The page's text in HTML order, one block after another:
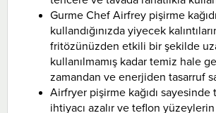
Gurme Chef Airfrey pişirme kağıdı
kullandığınızda yiyecek
fritözünüzden etkili bir şekilde
kullanılmamış kadar temiz hale
zamandan ve enerjiden tasarruf
Airfryer pişirme kağıdı
ihtiyacı azalır ve teflon yüzeylerin